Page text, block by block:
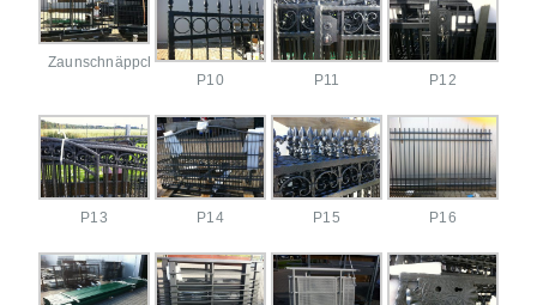
Zaunschnäppchen
P10
P11 P12
P13 P14 P15 P16